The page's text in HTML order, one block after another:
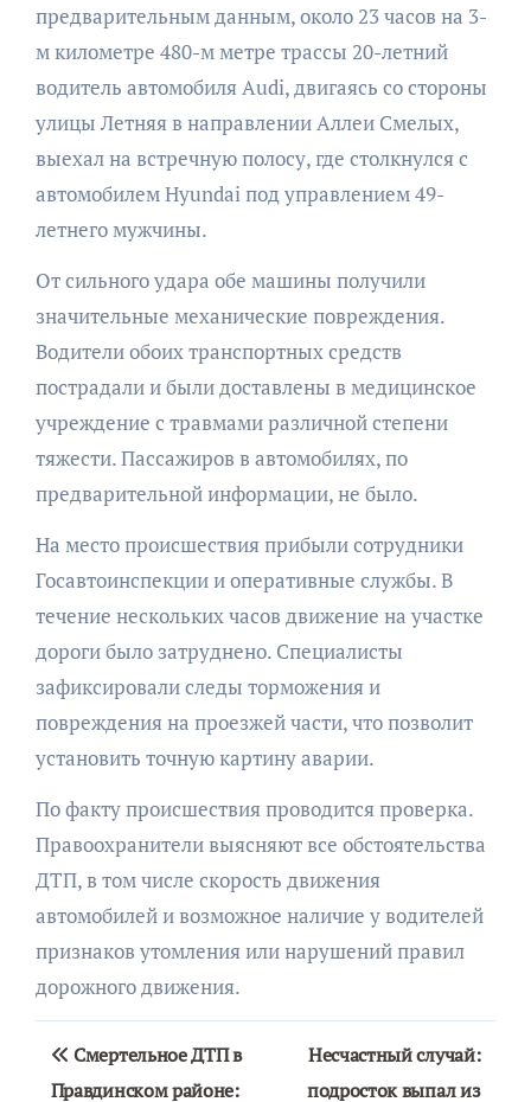
предварительным данным, около 23 часов на 3-
м километре 480-м метре трассы 20-летний
водитель автомобиля Audi, двигаясь со стороны
улицы Летняя в направлении Аллеи Смелых,
выехал на встречную полосу, где столкнулся с
автомобилем Hyundai под управлением 49-
летнего мужчины.
От сильного удара обе машины получили
значительные механические повреждения.
Водители обоих транспортных средств
пострадали и были доставлены в медицинское
учреждение с травмами различной степени
тяжести. Пассажиров в автомобилях, по
предварительной информации, не было.
На место происшествия прибыли сотрудники
Госавтоинспекции и оперативные службы. В
течение нескольких часов движение на участке
дороги было затруднено. Специалисты
зафиксировали следы торможения и
повреждения на проезжей части, что позволит
установить точную картину аварии.
По факту происшествия проводится проверка.
Правоохранители выясняют все обстоятельства
ДТП, в том числе скорость движения
автомобилей и возможное наличие у водителей
признаков утомления или нарушений правил
дорожного движения.
Навигация
по
Смертельное ДТП в
Правдинском районе:
Несчастный случай:
подросток выпал из